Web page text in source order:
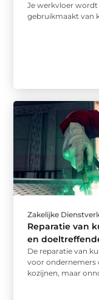
Je werkvloer
gebruikmaakt van
Zakelijke
Reparatie van
en
De reparatie van
voor ondernemers
kozijnen, maar